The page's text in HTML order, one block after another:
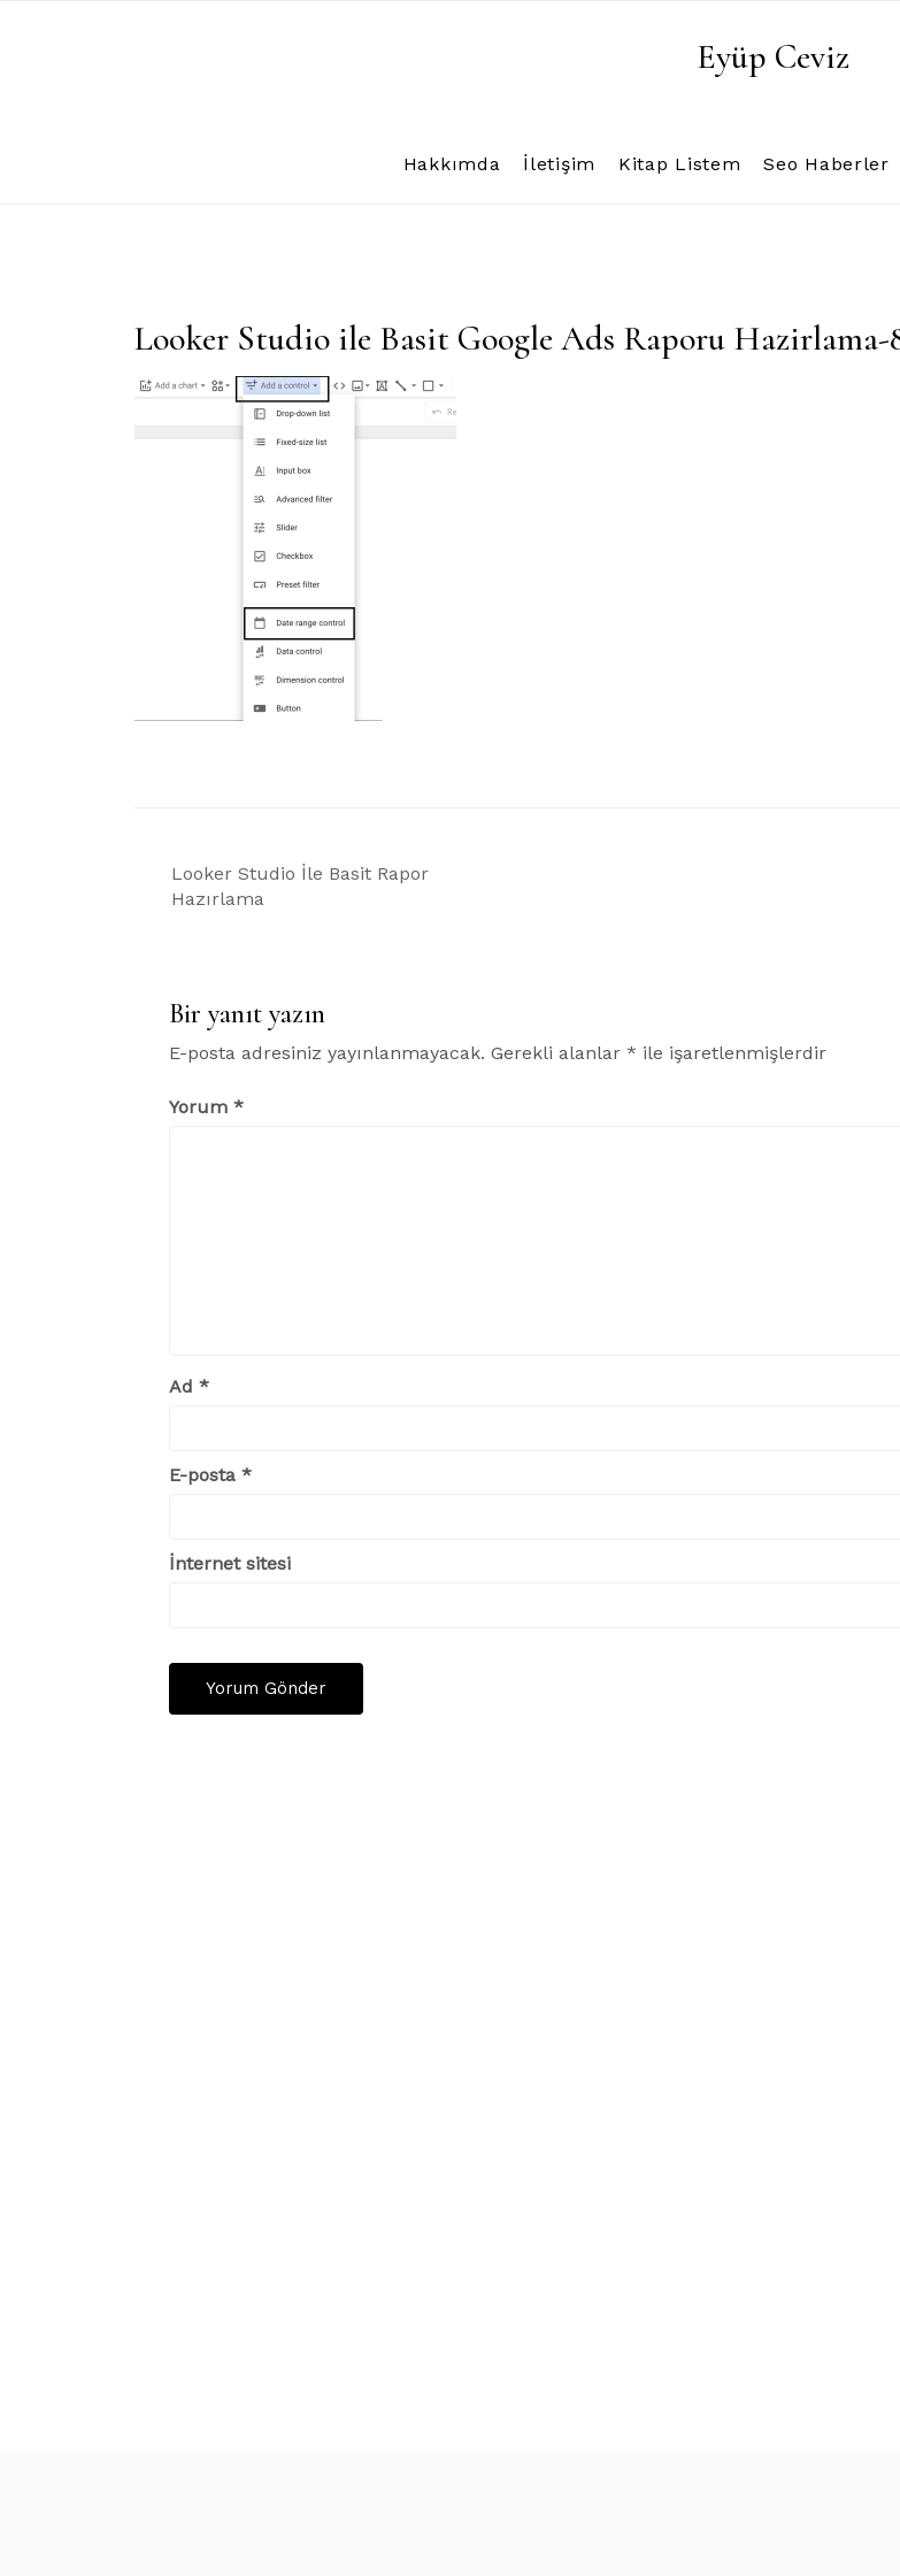
Eyüp Ceviz
Hakkımda İletişim Kitap Listem Seo Haberler
Looker Studio ile Basit Google Ads Raporu Hazirlama-
Yazı
gezinmesi
Looker Studio İle Basit Rapor
Hazırlama
Bir yanıt yazın
E-posta adresiniz yayınlanmayacak. Gerekli alanlar * ile işaretlenmişlerdir
Yorum *
Ad *
E-posta *
İnternet sitesi